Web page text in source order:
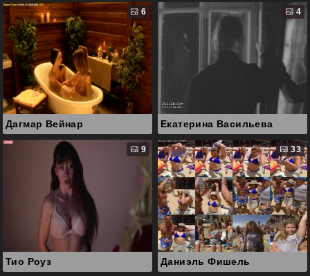
6
Дагмар Вейнар
4
Екатерина Васильева
9
Тио Роуз
33
Даниэль Фишель